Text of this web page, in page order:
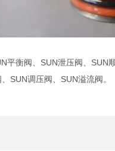
平衡阀、SUN泄压阀、
SUN调压阀、SUN溢流阀。